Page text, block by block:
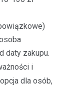
daty zakupu.
i
dla osób,